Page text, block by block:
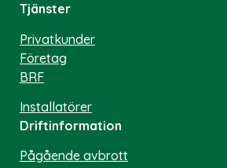
Tjänster
Privatkunder
Företag
BRF
Installatörer
Driftinformation
Pågående avbrott